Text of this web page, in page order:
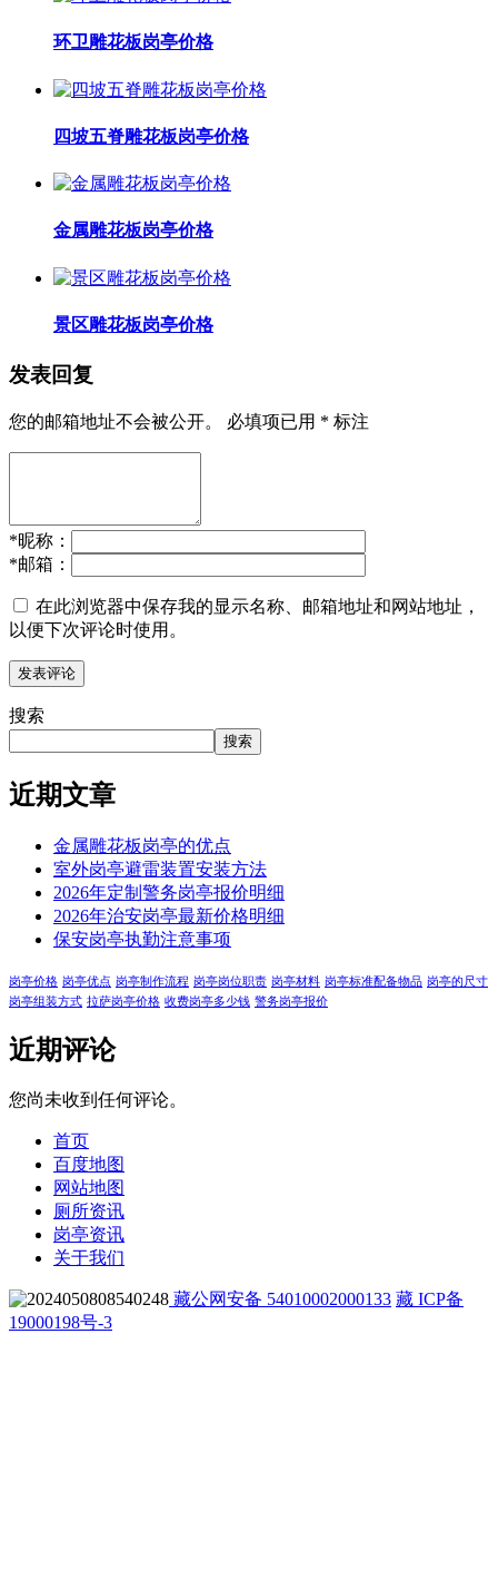
环卫雕花板岗亭价格
四坡五脊雕花板岗亭价格
金属雕花板岗亭价格
景区雕花板岗亭价格
发表回复
您的邮箱地址不会被公开。 必填项已用 * 标注
*昵称：
*邮箱：
在此浏览器中保存我的显示名称、邮箱地址和网站地址，
以便下次评论时使用。
搜索
搜索
近期文章
金属雕花板岗亭的优点
室外岗亭避雷装置安装方法
2026年定制警务岗亭报价明细
2026年治安岗亭最新价格明细
保安岗亭执勤注意事项
岗亭价格 岗亭优点 岗亭制作流程 岗亭岗位职责 岗亭材料 岗亭标准配备物品 岗亭的尺寸
岗亭组装方式 拉萨岗亭价格 收费岗亭多少钱 警务岗亭报价
近期评论
您尚未收到任何评论。
首页
百度地图
网站地图
厕所资讯
岗亭资讯
关于我们
藏公网安备 54010002000133 藏 ICP备
19000198号-3